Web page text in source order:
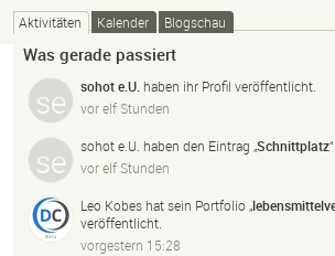
Aktivitäten Kalender Blogschau
Was gerade passiert
sohot e.U. haben ihr Profil veröffentlicht.
vor elf Stunden
sohot e.U. haben den Eintrag „Schnittplatz
vor elf Stunden
Leo Kobes hat sein Portfolio „
veröffentlicht.
vorgestern 15:28